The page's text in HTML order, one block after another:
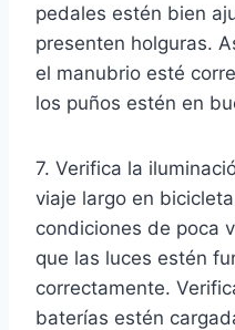
pedales estén bien
presenten holguras.
el manubrio esté
los puños estén en
7. Verifica la
viaje largo en
condiciones de poca
que las luces estén
correctamente.
baterías estén